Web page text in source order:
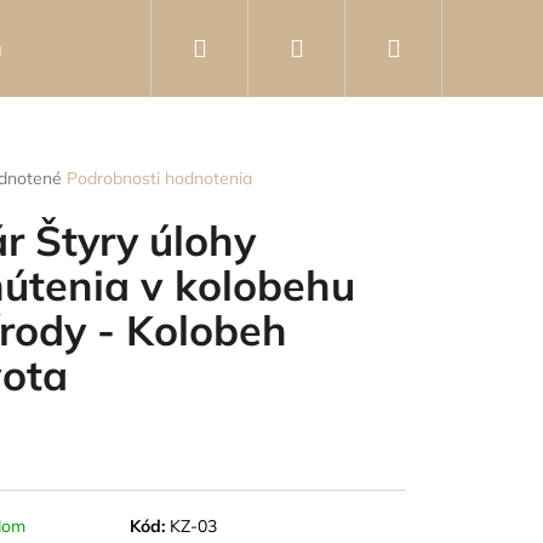
Poradca Kontakty
Prihlásenie
Podrobnosti hodnotenia
Štyry úlohy
v kolobehu
- Kolobeh
Kód: KZ-03
KOVOVÁ BROŠŇA V